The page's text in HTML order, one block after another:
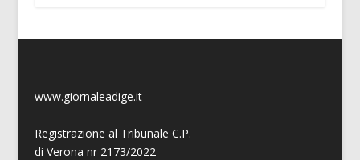
www.giornaleadige.it
Registrazione al Tribunale C.P.
di Verona nr 2173/2022